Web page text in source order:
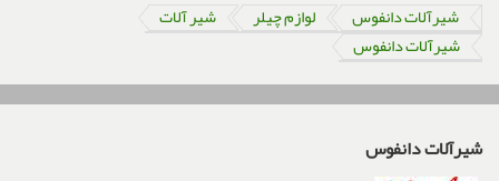
شیرآلات دانفوس لوازم چیلر
شیر آلات
شیرآلات دانفوس
شیرآلات دانفوس